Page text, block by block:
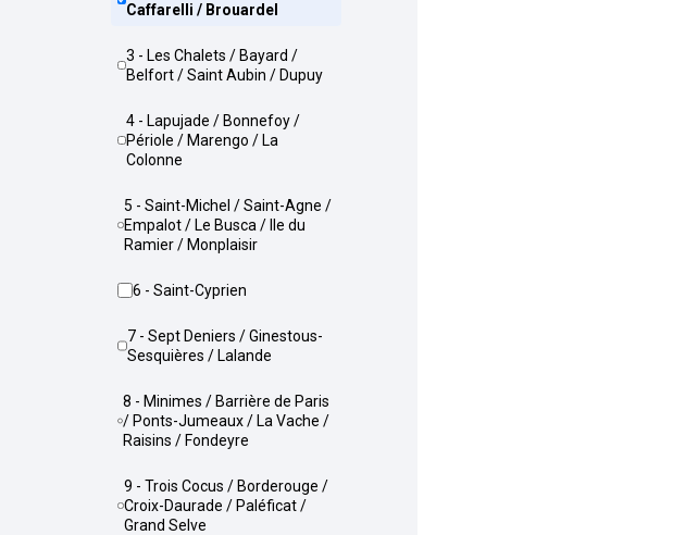
Caffarelli / Brouardel
3 - Les Chalets / Bayard /
Belfort / Saint Aubin / Dupuy
4 - Lapujade / Bonnefoy /
Périole / Marengo / La
Colonne
5 - Saint-Michel / Saint-Agne /
Empalot / Le Busca / Ile du
Ramier / Monplaisir
6 - Saint-Cyprien
7 - Sept Deniers / Ginestous-
Sesquières / Lalande
8 - Minimes / Barrière de Paris
/ Ponts-Jumeaux / La Vache /
Raisins / Fondeyre
9 - Trois Cocus / Borderouge /
Croix-Daurade / Paléficat /
Grand Selve